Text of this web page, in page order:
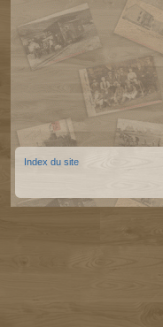
Index du site